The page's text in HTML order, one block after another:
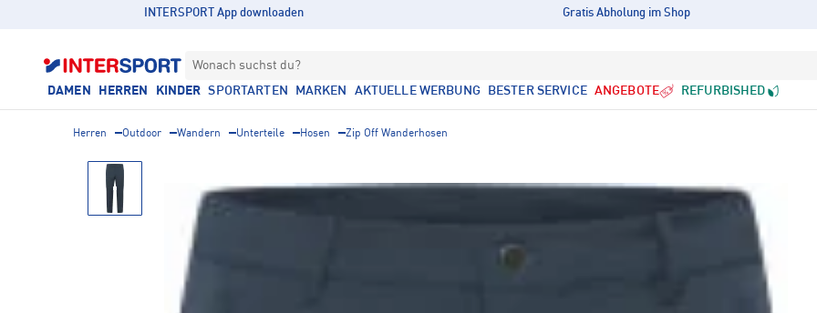
INTERSPORT App downloaden Gratis Abholung im Shop
Wonach suchst du?
DAMEN
HERREN KINDER SPORTARTEN MARKEN AKTUELLE WERBUNG BESTER SERVICE ANGEBOTE REFURBISHED
Herren Outdoor Wandern Unterteile Hosen Zip Off Wanderhosen